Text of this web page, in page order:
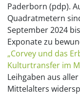
Paderborn (pdp).
Quadratmetern
September 2024
Exponate zu
„Corvey und das
Kulturtransfer im
Leihgaben aus
Mittelalters